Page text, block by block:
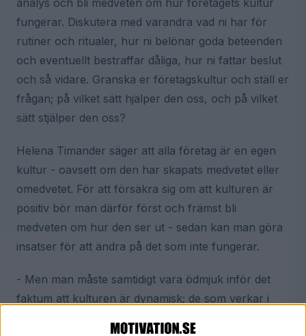
analys och bli medveten om hur företagets kultur
fungerar. Diskutera med varandra vad ni har för
rutiner och ritualer, hur ni belönar goda beteenden
och eventuellt bestraffar dåliga, hur ni fattar beslut
och så vidare. Granska er företagskultur och ställ er
frågan; på vilket sätt hjälper den oss, och på vilket
sätt stjälper den oss?
Helena Timander säger att alla företag är en egen
kultur - oavsett om den har skapats medvetet eller
omedvetet. För att försäkra sig om att kulturen är
positiv bör man därför först och främst bli
medveten om hur den ser ut - sedan kan man göra
insatser för att ändra på det som inte fungerar.
- Men man måste samtidigt vara ödmjuk inför det
faktum att kulturen är dynamisk; de som verkar i